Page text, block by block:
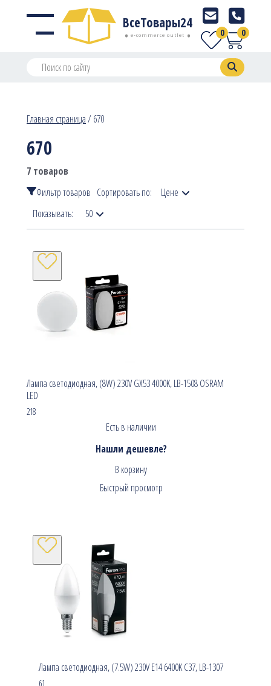
ВсеТовары24
e-commerce outlet 0
0
Главная страница/670
670
7 товаров
Фильтр товаров Сортировать по:
Цене
Показывать:
50
Лампа cветодиодная, (8W) 230V GX53 4000K, LB-1508 OSRAM
LED
218
Есть в наличии
Нашли дешевле?
В корзину
Быстрый просмотр
Лампа светодиодная, (7.5W) 230V E14 6400K C37, LB-1307
61